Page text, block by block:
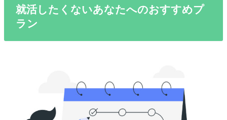
就活したくないあなたへのおすすめプ
ラン